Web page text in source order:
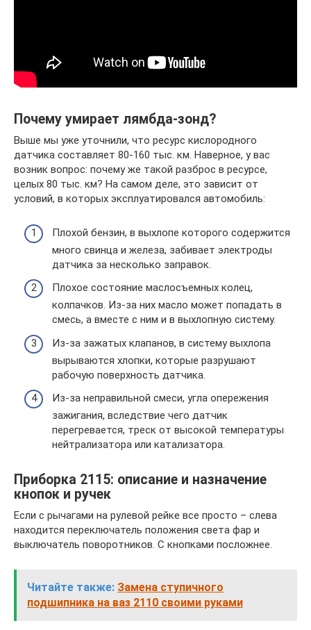
Почему умирает лямбда-зонд?
Выше мы уже уточнили, что ресурс кислородного
датчика составляет 80-160 тыс. км. Наверное, у вас
возник вопрос: почему же такой разброс в ресурсе,
целых 80 тыс. км? На самом деле, это зависит от
условий, в которых эксплуатировался автомобиль:
Плохой бензин, в выхлопе которого содержится
много свинца и железа, забивает электроды
датчика за несколько заправок.
Плохое состояние маслосъемных колец,
колпачков. Из-за них масло может попадать в
смесь, а вместе с ним и в выхлопную систему.
Из-за зажатых клапанов, в систему выхлопа
вырываются хлопки, которые разрушают
рабочую поверхность датчика.
Из-за неправильной смеси, угла опережения
зажигания, вследствие чего датчик
перегревается, треск от высокой температуры
нейтрализатора или катализатора.
Приборка 2115: описание и назначение
кнопок и ручек
Если с рычагами на рулевой рейке все просто – слева
находится переключатель положения света фар и
выключатель поворотников. С кнопками посложнее.
Читайте также: Замена ступичного
подшипника на ваз 2110 своими руками